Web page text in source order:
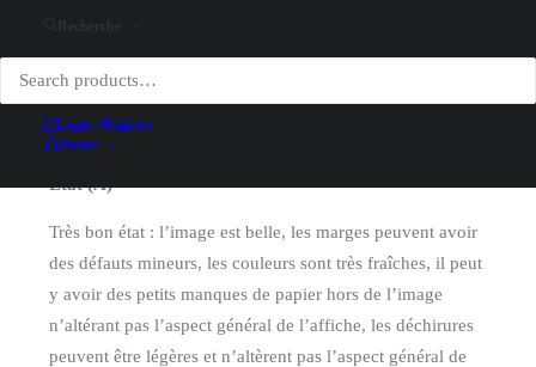
Login / Register
Panier
Conditionnement
Entoilée
Etat (A)
Très bon état : l’image est belle, les marges peuvent avoir
des défauts mineurs, les couleurs sont très fraîches, il peut
y avoir des petits manques de papier hors de l’image
n’altérant pas l’aspect général de l’affiche, les déchirures
peuvent être légères et n’altèrent pas l’aspect général de